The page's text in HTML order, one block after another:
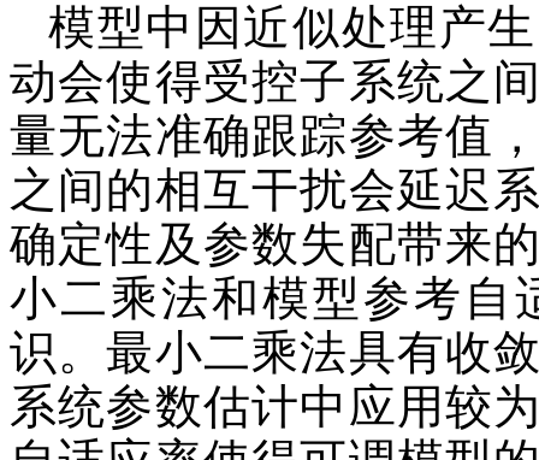
模型中因近似处理产
动会使得受控子系统之
量无法准确跟踪参考值
之间的相互干扰会延迟
确定性及参数失配带来
小二乘法和模型参考自
识。最小二乘法具有收
系统参数估计中应用较